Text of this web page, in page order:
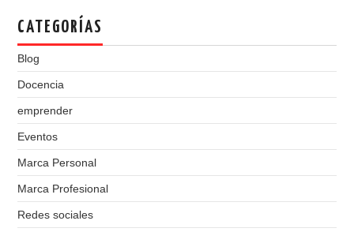
CATEGORÍAS
Blog
Docencia
emprender
Eventos
Marca Personal
Marca Profesional
Redes sociales